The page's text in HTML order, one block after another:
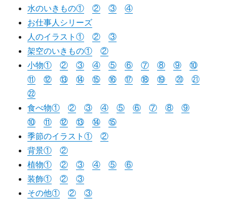
水のいきもの①
② ③
④
お仕事人シリーズ
人のイラスト①
②
③
架空のいきもの①
②
小物①
② ③ ④ ⑤ ⑥ ⑦ ⑧ ⑨
⑩
⑪
⑫ ⑬ ⑭ ⑮ ⑯ ⑰ ⑱ ⑲ ⑳
㉑
㉒
食べ物①
② ③ ④ ⑤ ⑥ ⑦ ⑧
⑨
⑩
⑪ ⑫ ⑬ ⑭
⑮
季節のイラスト①
②
背景①
②
植物①
② ③ ④ ⑤
⑥
装飾①
②
③
その他①
② ③